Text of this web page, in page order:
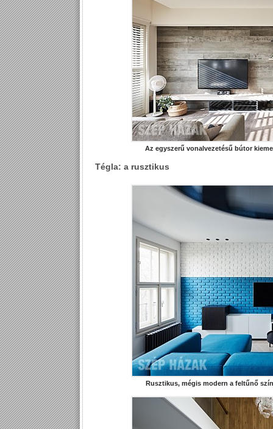
Az egyszerű vonalvezetésű bútor
Tégla: a rusztikus
Rusztikus, mégis modern a feltűnő